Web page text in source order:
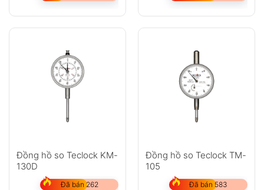
Đồng hồ so Teclock KM-
130D
Đã bán 262
Đồng hồ so Teclock TM-
105
Đã bán 583